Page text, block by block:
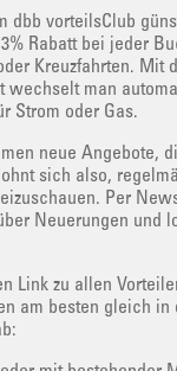
dbb vorteilsClub
Rabatt bei jeder
Kreuzfahrten. Mit
wechselt man
Strom oder Gas.
neue Angebote,
sich also,
Per
Neuerungen und
Link zu allen
am besten gleich in